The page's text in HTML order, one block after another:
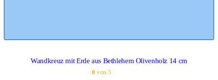
Wandkreuz mit Erde aus Bethlehem Olivenholz 14 cm
0 von 5